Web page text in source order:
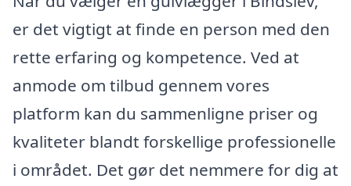
er det vigtigt at finde en person med den
rette erfaring og kompetence. Ved at
anmode om tilbud gennem vores
platform kan du sammenligne priser og
kvaliteter blandt forskellige professionelle
i området. Det gør det nemmere for dig at